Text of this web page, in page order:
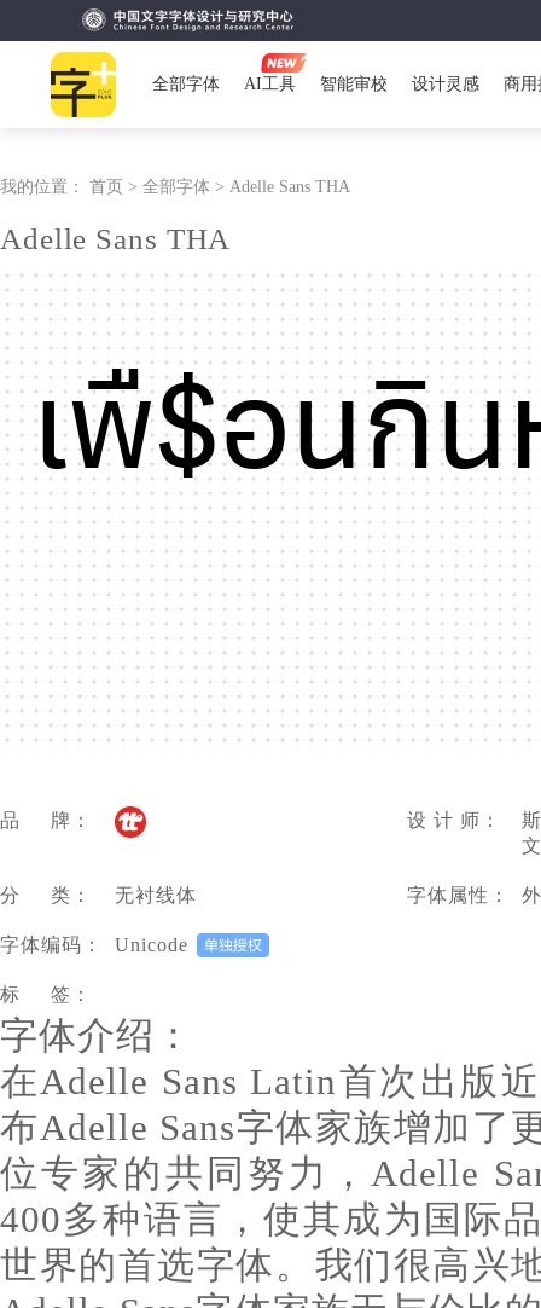
全部字体 AI工具 智能审校 设计灵感 商用
我的位置： 首页 > 全部字体 > Adelle Sans THA
Adelle Sans THA
เพื$อนกิน
品 牌： 设 计 师：
分 类： 无衬线体 字体属性：
字体编码： Unicode
标 签：
字体介绍：
在Adelle Sans Latin首次出版
布Adelle Sans字体家族增加了
位专家的共同努力，Adelle
400多种语言，使其成为国际
世界的首选字体。我们很高兴